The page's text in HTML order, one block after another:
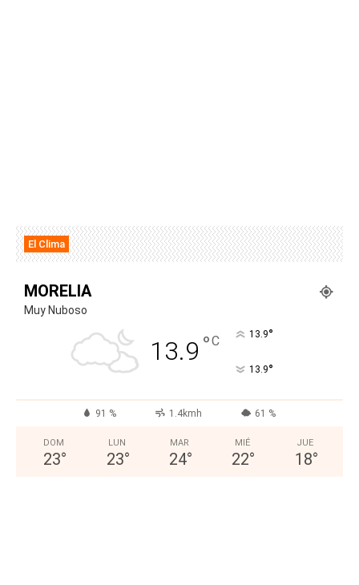
El Clima
MORELIA
Muy Nuboso
13.9 °C 13.9°
13.9°
91 % 1.4kmh 61 %
DOM
23°
LUN
23°
MAR
24°
MIÉ
22°
JUE
18°